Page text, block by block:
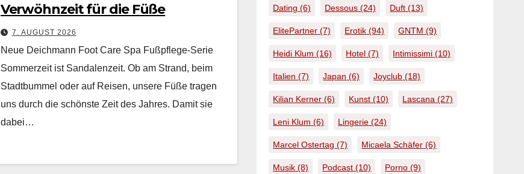
Verwöhnzeit für die Füße
7. AUGUST 2026
Neue Deichmann Foot Care Spa Fußpflege-Serie
Som­merzeit ist San­dalen­zeit. Ob am Strand, beim
Stadt­bum­mel oder auf Reisen, unsere Füße tra­gen
uns durch die schön­ste Zeit des Jahres. Damit sie
dabei…
Dating (6) Dessous (24) Duft (13)
ElitePartner (7) Erotik (94) GNTM (9)
Heidi Klum (16) Hotel (7) Intimissimi (10)
Italien (7) Japan (6) Joyclub (18)
Kilian Kerner (6) Kunst (10) Lascana (27)
Leni Klum (6) Lingerie (24)
Marcel Ostertag (7) Micaela Schäfer (6)
Musik (8) Podcast (10) Porno (9)